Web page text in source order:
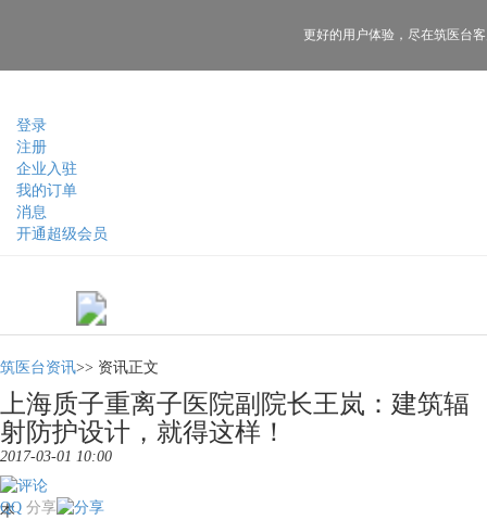
登录
注册
企业入驻
我的订单
消息
开通超级会员
更好的用户体验， 尽在筑医台
筑医台资讯>> 资讯正文
上海质子重离子医院副院长王岚：建筑辐
射防护设计，就得这样！
2017-03-01 10:00
分享
QQ
本